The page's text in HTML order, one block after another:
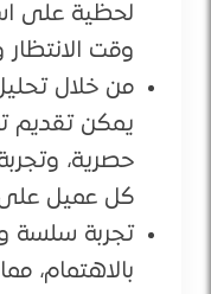
لحظية على
وقت
من خلال
يمكن
حصرية،
كل عميل
تجربة سلسة
بالاهتمام،